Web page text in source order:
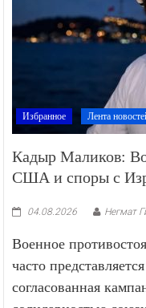
Избранное Лента
Кадыр Маликов:
США и споры с
04.08.2026 Негмат
Военное
часто
согласованная